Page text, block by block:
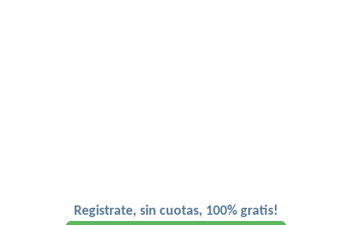
Registrate, sin cuotas, 100% gratis!